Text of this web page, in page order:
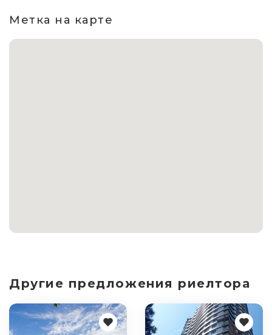
Метка на карте
Другие предложения риелтора